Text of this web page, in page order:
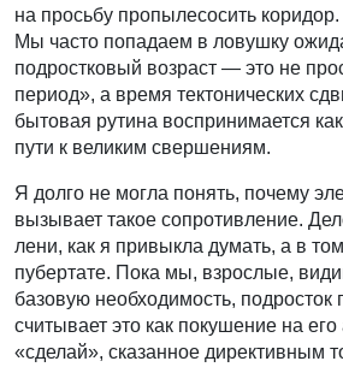
на просьбу пропылесосить
Мы часто попадаем в ловушку
подростковый возраст — это не
период», а время тектонических
бытовая рутина воспринимается
пути к великим свершениям.
Я долго не могла понять, почему
вызывает такое сопротивление.
лени, как я привыкла думать, а в
пубертате. Пока мы, взрослые,
базовую необходимость, подросток
считывает это как покушение на
«сделай», сказанное директивным